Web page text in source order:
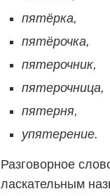
пятёрка,
пятёрочка,
пятерочник,
пятерочница,
пятерня,
упятерение.
Разговорное
ласкательным